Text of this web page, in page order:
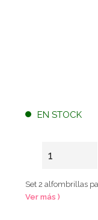
EN STOCK
Set 2 alfombrillas
Ver más )